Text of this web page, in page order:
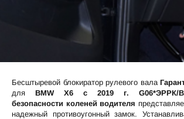
Бесштыревой блокиратор рулевого вала
для BMW X6 c 2019 г. G06*ЭРРК/В/
безопасности коленей водителя
надежный противоугонный замок.